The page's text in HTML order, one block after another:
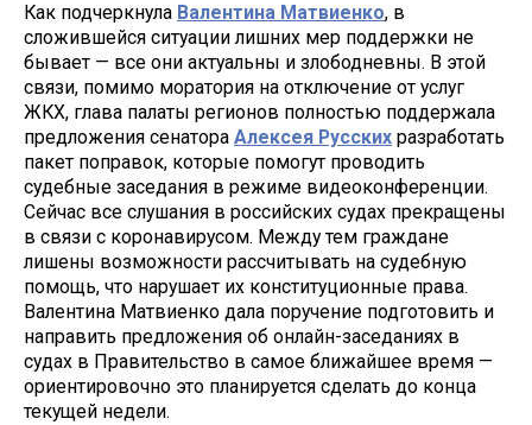
Как подчеркнула Валентина Матвиенко, в
сложившейся ситуации лишних мер поддержки не
бывает — все они актуальны и злободневны. В этой
связи, помимо моратория на отключение от услуг
ЖКХ, глава палаты регионов полностью поддержала
предложения сенатора Алексея Русских разработать
пакет поправок, которые помогут проводить
судебные заседания в режиме видеоконференции.
Сейчас все слушания в российских судах прекращены
в связи с коронавирусом. Между тем граждане
лишены возможности рассчитывать на судебную
помощь, что нарушает их конституционные права.
Валентина Матвиенко дала поручение подготовить и
направить предложения об онлайн-заседаниях в
судах в Правительство в самое ближайшее время —
ориентировочно это планируется сделать до конца
текущей недели.